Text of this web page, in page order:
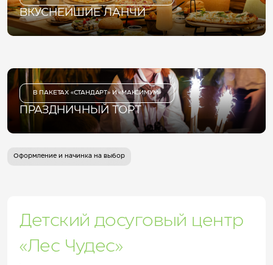
ВКУСНЕЙШИЕ ЛАНЧИ
В ПАКЕТАХ «СТАНДАРТ» И «МАКСИМУМ»
ПРАЗДНИЧНЫЙ ТОРТ
Оформление и начинка на выбор
Детский досуговый центр
«Лес Чудес»